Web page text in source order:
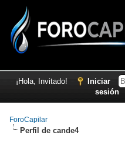
¡Hola, Invitado!
Iniciar
sesión
ForoCapilar
Perfil de cande4